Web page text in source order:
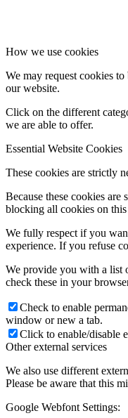
How we use cookies
We may request cookies
our website.
Click on the different
we are able to offer.
Essential Website Cookies
These cookies are strictly
Because these cookies
blocking all cookies on
We fully respect if you
experience. If you refuse
We provide you with a list
check these in your
Check to enable
window or new a tab.
Click to enable/disable
Other external services
We also use different
Please be aware that this
Google Webfont Settings: